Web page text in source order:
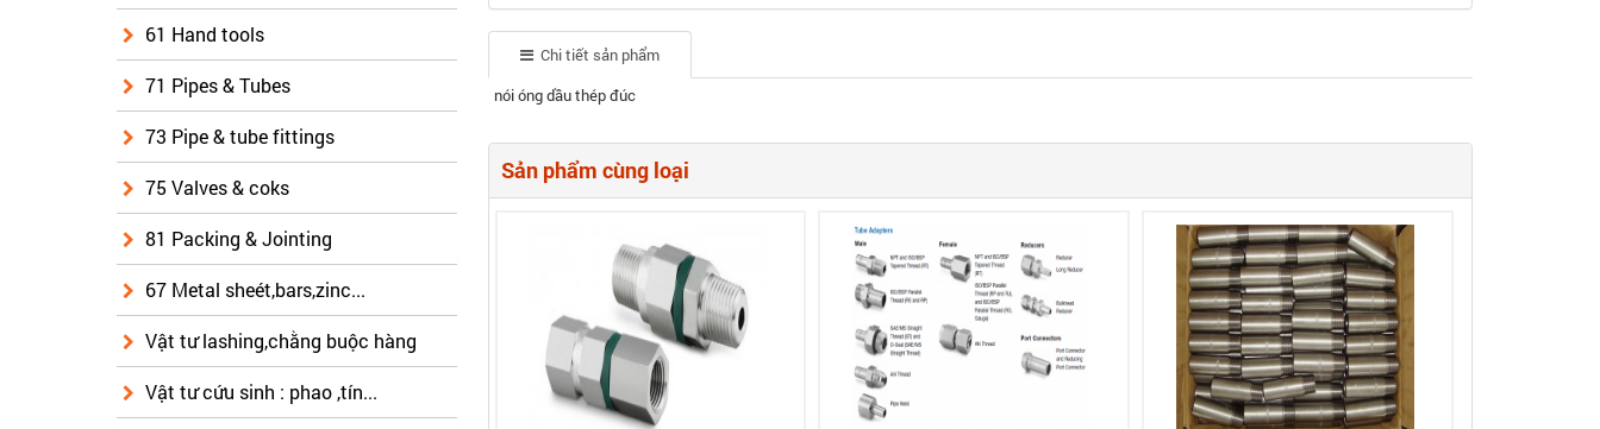
61 Hand tools
71 Pipes & Tubes
73 Pipe & tube fittings
75 Valves & coks
81 Packing & Jointing
67 Metal sheét,bars,zinc...
Vật tư lashing,chằng buộc hàng
Vật tư cứu sinh : phao ,tín...
Chi tiết sản phẩm
nói óng dầu thép đúc
Sản phẩm cùng loại